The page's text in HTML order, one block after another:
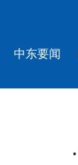
中东要闻